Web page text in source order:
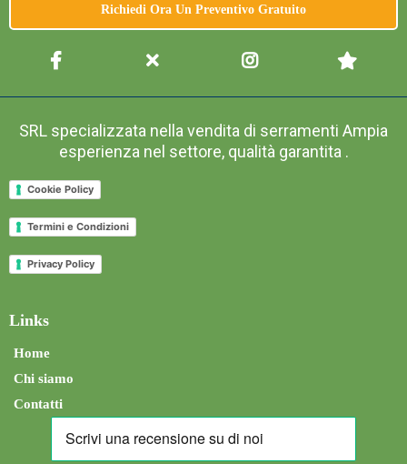
Richiedi Ora Un Preventivo Gratuito
SRL specializzata nella vendita di serramenti Ampia
esperienza nel settore, qualità garantita .
Cookie Policy
Termini e Condizioni
Privacy Policy
Links
Home
Chi siamo
Contatti